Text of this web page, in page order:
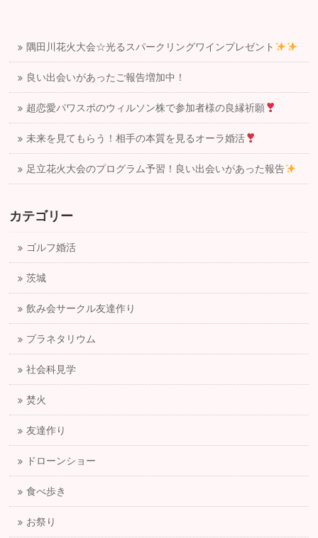
隅田川花火大会☆光るスパークリングワインプレゼント
良い出会いがあったご報告増加中！
超恋愛パワスポのウィルソン株で参加者様の良縁祈願
未来を見てもらう！相手の本質を見るオーラ婚活
足立花火大会のプログラム予習！良い出会いがあった報告
カテゴリー
ゴルフ婚活
茨城
飲み会サークル友達作り
プラネタリウム
社会科見学
焚火
友達作り
ドローンショー
食べ歩き
お祭り